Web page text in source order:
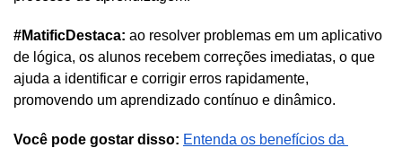
#MatificDestaca: ao resolver problemas em um aplicativo
de lógica, os alunos recebem correções imediatas, o que
ajuda a identificar e corrigir erros rapidamente,
promovendo um aprendizado contínuo e dinâmico.
Você pode gostar disso: Entenda os benefícios da